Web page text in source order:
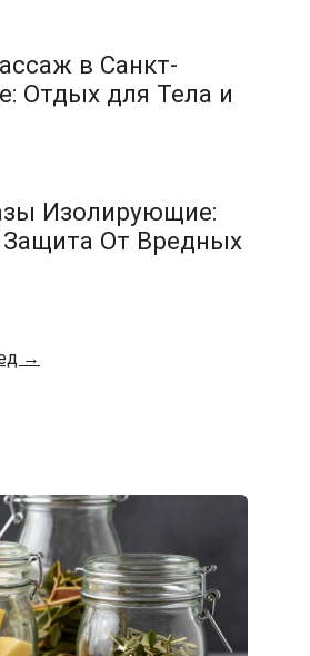
в Санкт-
Отдых для Тела и
Изолирующие:
От Вредных
→